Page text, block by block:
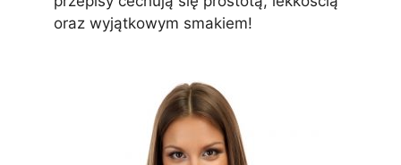
oraz wyjątkowym smakiem!